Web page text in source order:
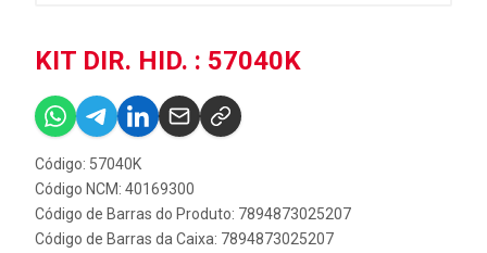
KIT DIR. HID. : 57040K
Código: 57040K
Código NCM: 40169300
Código de Barras do Produto: 7894873025207
Código de Barras da Caixa: 7894873025207